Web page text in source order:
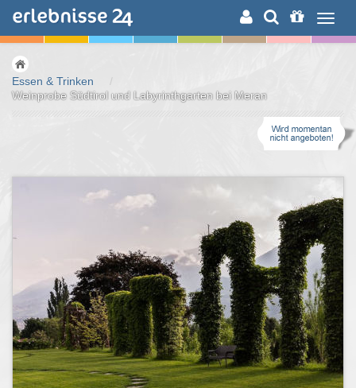
ERLEBNISSUCHE
Essen & Trinken
/
Weinprobe Südtirol und Labyrinthgarten bei Meran